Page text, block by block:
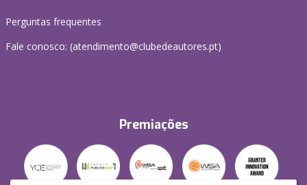
Perguntas frequentes
Fale conosco: (atendimento@clubedeautores.pt)
Premiações